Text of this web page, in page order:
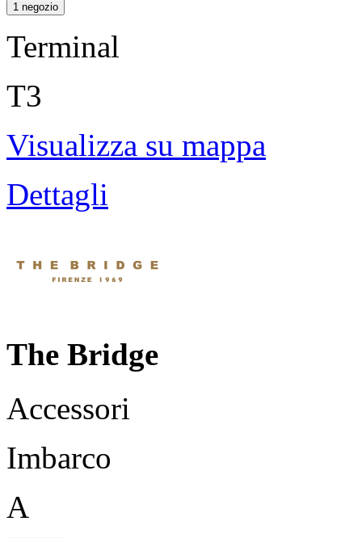
1 negozio
Terminal
T3
Visualizza su mappa
Dettagli
The Bridge
Accessori
Imbarco
A